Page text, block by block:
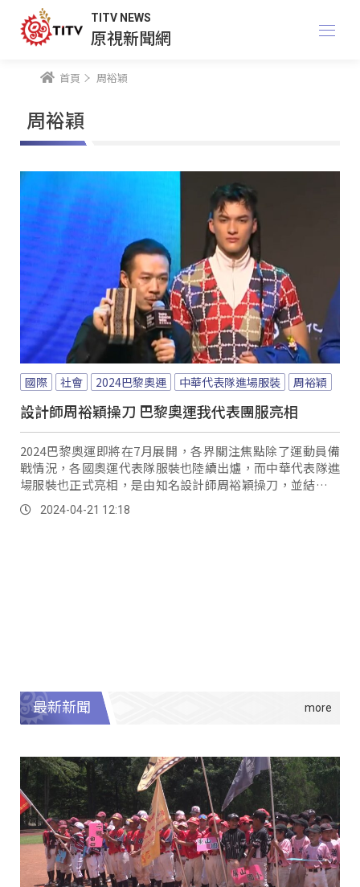
TITV NEWS
原視新聞網
首頁 周裕穎
周裕穎
國際 社會 2024巴黎奧運 中華代表隊進場服裝 周裕穎
設計師周裕穎操刀 巴黎奧運我代表團服亮相
2024巴黎奧運即將在7月展開，各界關注焦點除了運動員備
戰情況，各國奧運代表隊服裝也陸續出爐，而中華代表隊進
場服裝也正式亮相，是由知名設計師周裕穎操刀，並結合台
灣在地工藝，其中也包含由噶瑪蘭族傳統香蕉絲，編織而成
的腰帶與鞋面。
2024-04-21 12:18
最新新聞